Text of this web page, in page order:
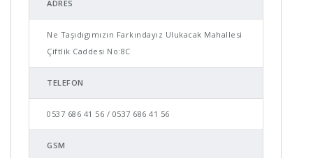
ADRES
Ne Taşıdıgımızın Farkındayız Ulukacak Mahallesi
Çiftlik Caddesi No:8C
TELEFON
0537 686 41 56 / 0537 686 41 56
GSM